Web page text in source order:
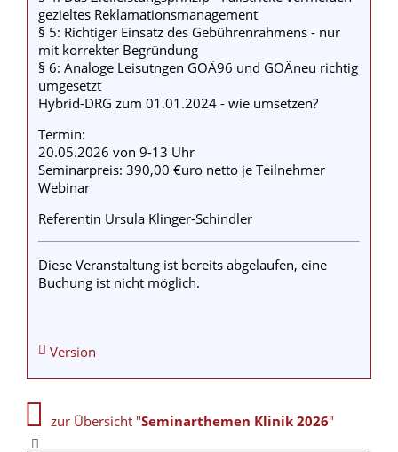
gezieltes Reklamationsmanagement
§ 5: Richtiger Einsatz des Gebührenrahmens - nur
mit korrekter Begründung
§ 6: Analoge Leisutngen GOÄ96 und GOÄneu richtig
umgesetzt
Hybrid-DRG zum 01.01.2024 - wie umsetzen?
Termin:
20.05.2026 von 9-13 Uhr
Seminarpreis: 390,00 €uro netto je Teilnehmer
Webinar
Referentin Ursula Klinger-Schindler
Diese Veranstaltung ist bereits abgelaufen, eine
Buchung ist nicht möglich.
Version
zur Übersicht "Seminarthemen Klinik 2026"